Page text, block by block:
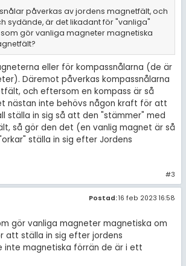
påverkas av jordens magnetfält, och
sydände, är det likadant för "vanliga"
gör vanliga magneter magnetiska
eller för kompassnålarna (de är
Däremot påverkas kompassnålarna
och eftersom en kompass är så
nästan inte behövs någon kraft för att
ställa in sig så att den "stämmer" med
så gör den det (en vanlig magnet är så
ställa in sig efter Jordens
#3
Postad:16 feb 2023 16:58
gör vanliga magneter magnetiska om
att ställa in sig efter jordens
inte magnetiska förrän de är i ett